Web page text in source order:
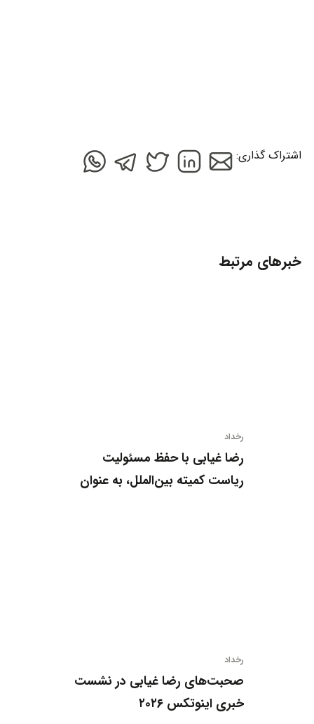
اشتراک گذاری:
خبرهای مرتبط
رخداد
رضا غیابی با حفظ مسئولیت
ریاست کمیته بین‌الملل، به عنوان
رخداد
صحبت‌های رضا غیابی در نشست
خبری اینوتکس ۲۰۲۶